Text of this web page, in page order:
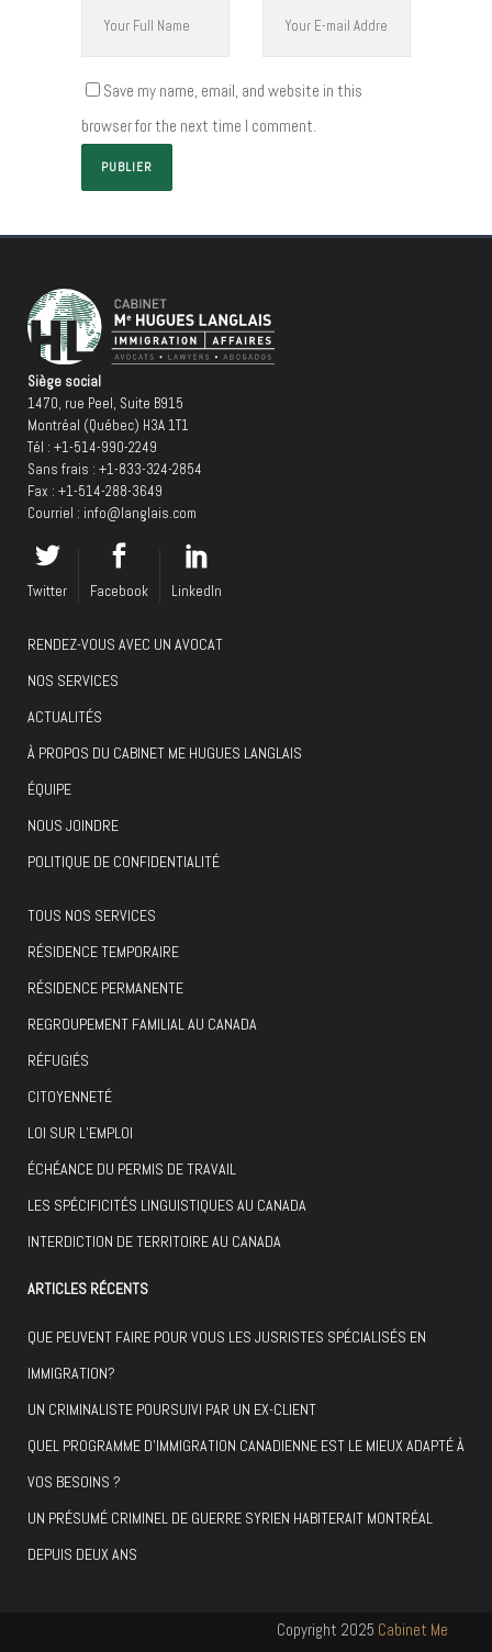
Save my name, email, and website in this
browser for the next time I comment.
Siège social
1470, rue Peel, Suite B915
Montréal (Québec) H3A 1T1
Tél : +1-514-990-2249
Sans frais : +1-833-324-2854
Fax : +1-514-288-3649
Courriel : info@langlais.com
Twitter Facebook LinkedIn
RENDEZ-VOUS AVEC UN AVOCAT
NOS SERVICES
ACTUALITÉS
À PROPOS DU CABINET ME HUGUES LANGLAIS
ÉQUIPE
NOUS JOINDRE
POLITIQUE DE CONFIDENTIALITÉ
TOUS NOS SERVICES
RÉSIDENCE TEMPORAIRE
RÉSIDENCE PERMANENTE
REGROUPEMENT FAMILIAL AU CANADA
RÉFUGIÉS
CITOYENNETÉ
LOI SUR L’EMPLOI
ÉCHÉANCE DU PERMIS DE TRAVAIL
LES SPÉCIFICITÉS LINGUISTIQUES AU CANADA
INTERDICTION DE TERRITOIRE AU CANADA
ARTICLES RÉCENTS
QUE PEUVENT FAIRE POUR VOUS LES JUSRISTES SPÉCIALISÉS EN
IMMIGRATION?
UN CRIMINALISTE POURSUIVI PAR UN EX-CLIENT
QUEL PROGRAMME D’IMMIGRATION CANADIENNE EST LE MIEUX ADAPTÉ À
VOS BESOINS ?
UN PRÉSUMÉ CRIMINEL DE GUERRE SYRIEN HABITERAIT MONTRÉAL
DEPUIS DEUX ANS
Copyright 2025 Cabinet Me